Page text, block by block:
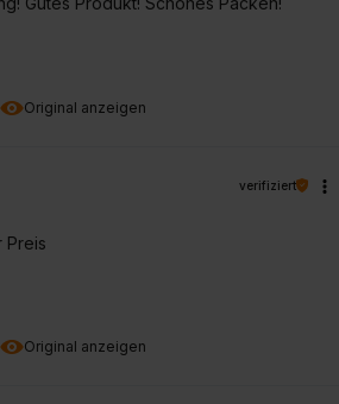
Original anzeigen
Original anzeigen
verifiziert
Preis